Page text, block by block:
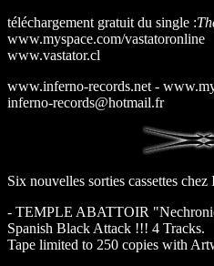
téléchargement gratuit du single :
www.myspace.com/vastatoronline
www.vastator.cl
www.inferno-records.net -
inferno-records@hotmail.fr
Six nouvelles sorties cassettes
- TEMPLE ABATTOIR
Spanish Black Attack !!! 4 Tracks.
Tape limited to 250 copies with